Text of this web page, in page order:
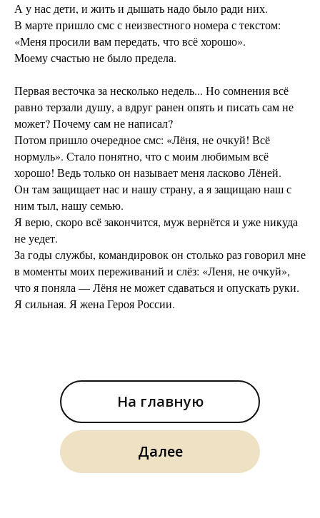
А у нас дети, и жить и дышать надо было ради них.
В марте пришло смс с неизвестного номера с текстом:
«Меня просили вам передать, что всё хорошо».
Моему счастью не было предела.
Первая весточка за несколько недель... Но сомнения всё
равно терзали душу, а вдруг ранен опять и писать сам не
может? Почему сам не написал?
Потом пришло очередное смс: «Лёня, не очкуй! Всё
нормуль». Стало понятно, что с моим любимым всё
хорошо! Ведь только он называет меня ласково Лёней.
Он там защищает нас и нашу страну, а я защищаю наш с
ним тыл, нашу семью.
Я верю, скоро всё закончится, муж вернётся и уже никуда
не уедет.
За годы службы, командировок он столько раз говорил мне
в моменты моих переживаний и слёз: «Леня, не очкуй»,
что я поняла — Лёня не может сдаваться и опускать руки.
Я сильная. Я жена Героя России.
На главную
Далее